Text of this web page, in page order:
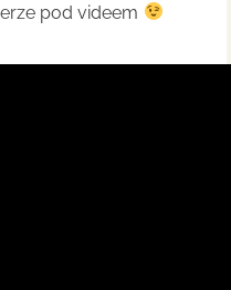
pod videem